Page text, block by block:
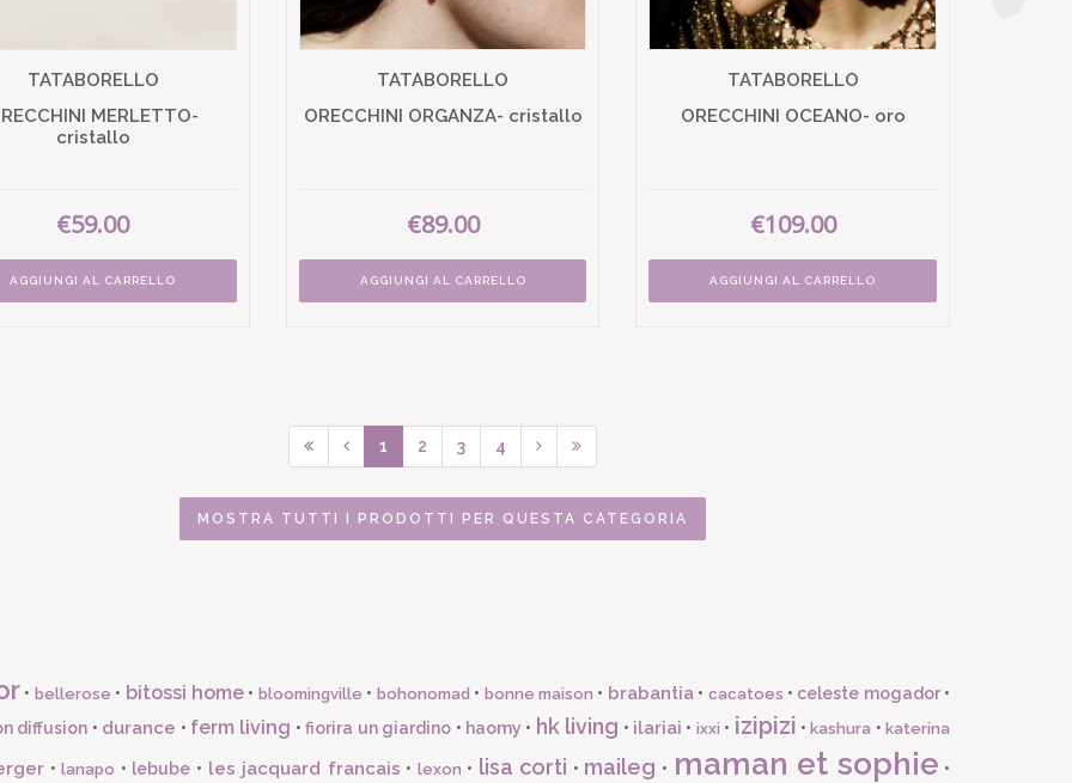
TATABORELLO
MERLETTO-
cristallo
€59.00
AGGIUNGI AL CARRELLO
TATABORELLO
ORECCHINI ORGANZA- cristallo
€89.00
AGGIUNGI AL CARRELLO
TATABORELLO
ORECCHINI OCEANO- oro
€109.00
AGGIUNGI AL CARRELLO
1 2 3 4
MOSTRA TUTTI I PRODOTTI PER QUESTA CATEGORIA
• bellerose • bitossi home • bloomingville • bohonomad • bonne maison • brabantia• cacatoes • celeste mogador•
diffusion • durance • ferm living •fiorira un giardino • haomy • hk living • ilariai • ixxi • izipizi •kashura •katerina
•lanapo • lebube • les jacquard francais • lexon • lisa corti • maileg • maman et sophie •